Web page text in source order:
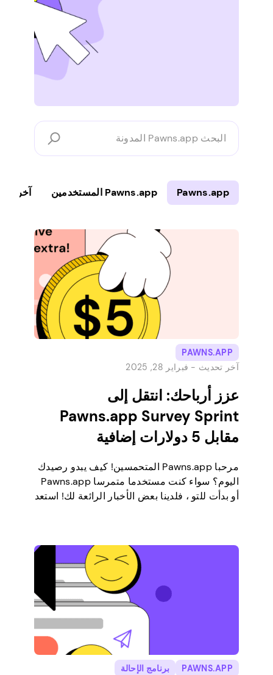
البحث
Pawns.app
المدونة
Pawns.app Pawns.app المستخدمين آخر
PAWNS.APP
آخر تحديث - فبراير 28, 2025
عزز أرباحك: انتقل إلى
Pawns.app Survey Sprint
مقابل 5 دولارات إضافية
مرحبا Pawns.app المتحمسين! كيف يبدو رصيدك
اليوم؟ سواء كنت مستخدما متمرسا Pawns.app
أو بدأت للتو ، فلدينا بعض الأخبار الرائعة لك! استعد
Pawns.app سبريدا خاصا للاستطلاع لتعزيز
رصيدك. إلى جانب الاستطلاعات المنتظمة […]
PAWNS.APP
برنامج الإحالة